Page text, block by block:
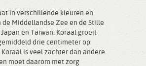
in verschillende kleuren en
de Middellandse Zee en de Stille
en Taiwan. Koraal groeit
drie centimeter op
is veel zachter dan andere
moet daarom met zorg